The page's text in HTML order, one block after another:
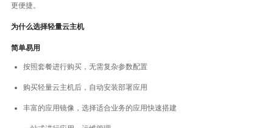
更便捷。
为什么选择轻量云主机
简单易用
按照套餐进行购买，无需复杂参数配置
购买轻量云主机后，自动安装部署应用
丰富的应用镜像，选择适合业务的应用快速搭建